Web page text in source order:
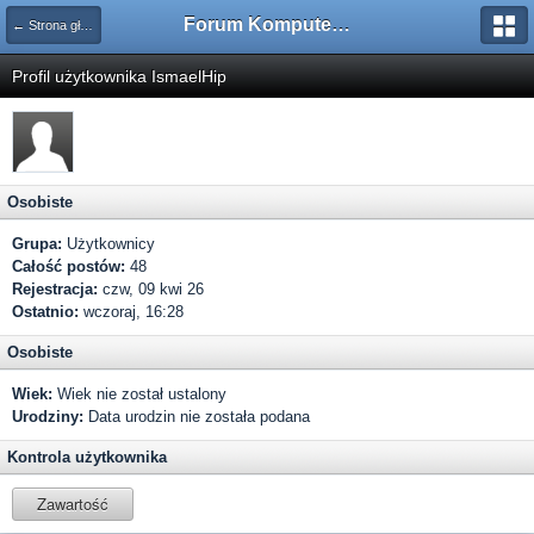
← Strona główna Forum Komputerowe PCFoster.pl
Profil użytkownika IsmaelHip
Osobiste
Grupa: Użytkownicy
Całość postów: 48
Rejestracja: czw, 09 kwi 26
Ostatnio: wczoraj, 16:28
Osobiste
Wiek: Wiek nie został ustalony
Urodziny: Data urodzin nie została podana
Kontrola użytkownika
Zawartość